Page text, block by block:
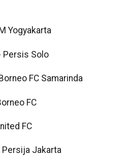
Yogyakarta
Persis Solo
FC Samarinda
FC
FC
Persija Jakarta